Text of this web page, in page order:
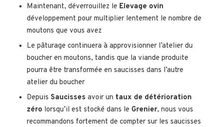
Maintenant, déverrouillez le Elevage ovin
développement pour multiplier lentement le nombre de
moutons que vous avez
Le pâturage continuera à approvisionner l’atelier du
boucher en moutons, tandis que la viande produite
pourra être transformée en saucisses dans l’autre
atelier du boucher
Depuis Saucisses avoir un taux de détérioration
zéro lorsqu’il est stocké dans le Grenier, nous vous
recommandons fortement de compter sur les saucisses